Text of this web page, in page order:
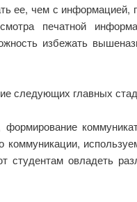
ее, чем с
печатной
избежать
следующих главных
студентам овладеть